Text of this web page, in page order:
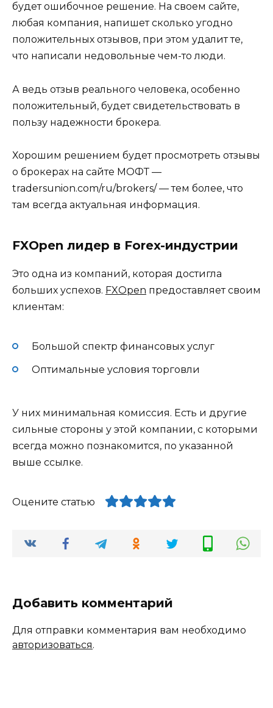
будет ошибочное решение. На своем сайте,
любая компания, напишет сколько угодно
положительных отзывов, при этом удалит те,
что написали недовольные чем-то люди.
А ведь отзыв реального человека, особенно
положительный, будет свидетельствовать в
пользу надежности брокера.
Хорошим решением будет просмотреть отзывы
о брокерах на сайте МОФТ —
tradersunion.com/ru/brokers/ — тем более, что
там всегда актуальная информация.
FXOpen лидер в Forex-индустрии
Это одна из компаний, которая достигла
больших успехов. FXOpen предоставляет своим
клиентам:
Большой спектр финансовых услуг
Оптимальные условия торговли
У них минимальная комиссия. Есть и другие
сильные стороны у этой компании, с которыми
всегда можно познакомится, по указанной
выше ссылке.
Оцените статью
Добавить комментарий
Для отправки комментария вам необходимо
авторизоваться.